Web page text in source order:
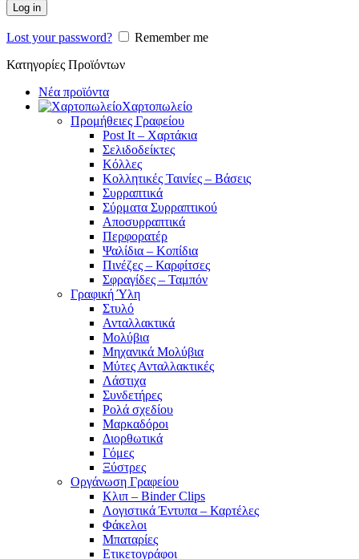
Log in
Lost your password?
Remember me
Κατηγορίες Προϊόντων
Νέα προϊόντα
Χαρτοπωλείο
Προμήθειες Γραφείου
Post It – Χαρτάκια
Σελιδοδείκτες
Κόλλες
Κολλητικές Ταινίες – Βάσεις
Συρραπτικά
Σύρματα Συρραπτικού
Αποσυρραπτικά
Περφορατέρ
Ψαλίδια – Κοπίδια
Πινέζες – Καρφίτσες
Σφραγίδες – Ταμπόν
Γραφική Ύλη
Στυλό
Ανταλλακτικά
Μολύβια
Μηχανικά Μολύβια
Μύτες Ανταλλακτικές
Λάστιχα
Συνδετήρες
Ρολά σχεδίου
Μαρκαδόροι
Διορθωτικά
Γόμες
Ξύστρες
Οργάνωση Γραφείου
Κλιπ – Binder Clips
Λογιστικά Έντυπα – Καρτέλες
Φάκελοι
Μπαταρίες
Ετικετογράφοι